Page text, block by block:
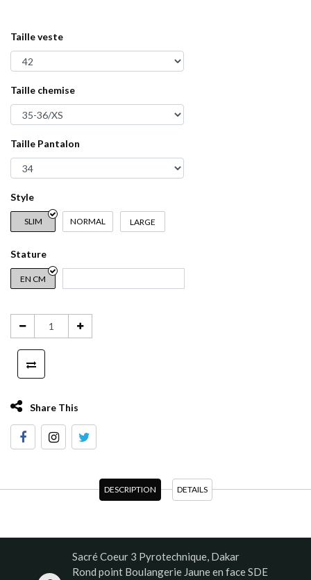
Taille veste
Taille chemise
Taille Pantalon
Style
SLIM NORMAL LARGE
Stature
EN CM
Share This
DESCRIPTION DETAILS
Sacré Coeur 3 Pyrotechnique, Dakar
Rond point Boulangerie Jaune en face SDE